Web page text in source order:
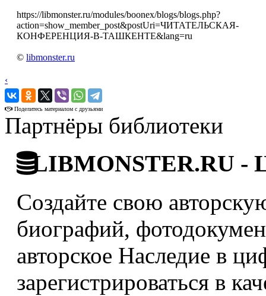
https://libmonster.ru/modules/boonex/blogs/blogs.php?
action=show_member_post&postUri=ЧИТАТЕЛЬСКАЯ-
КОНФЕРЕНЦИЯ-В-ТАШКЕНТЕ&lang=ru
© libmonster.ru
‹
›
Поделитесь материалом с друзьями
Партнёры библиотеки
LIBMONSTER.RU -
Создайте свою
биографий,
авторское Наследие в
зарегистрироваться в